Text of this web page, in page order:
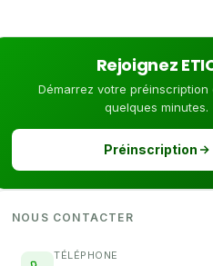
Rejoignez
Démarrez votre préinscription
quelques minutes.
Préinscription
NOUS CONTACTER
TÉLÉPHONE